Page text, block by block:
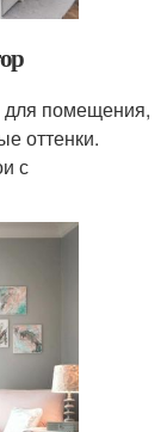
помещения,
оттенки.
с